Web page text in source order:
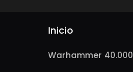
Inicio
Warhammer 40.000